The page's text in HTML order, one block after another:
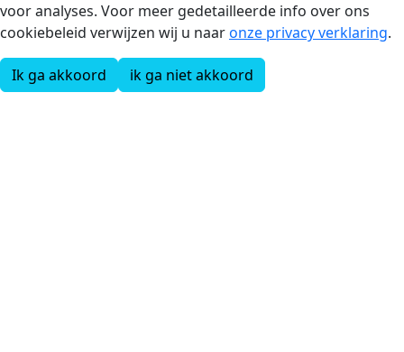
voor analyses. Voor meer gedetailleerde info over ons
cookiebeleid verwijzen wij u naaronze privacy verklaring.
Ik ga akkoord ik ga niet akkoord